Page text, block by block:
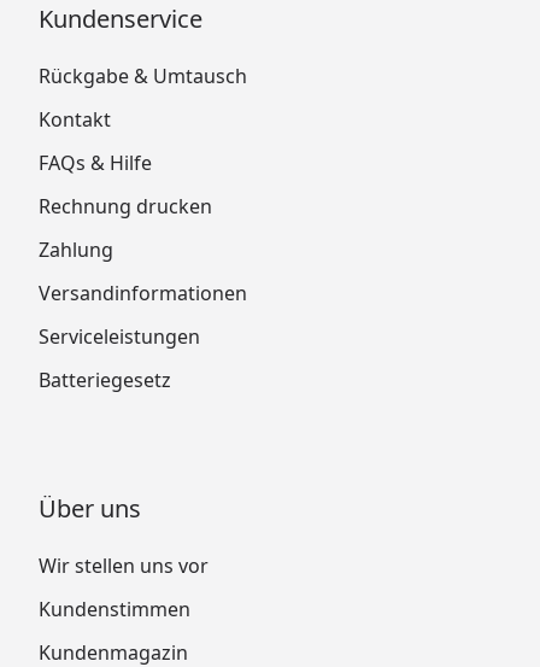
Kundenservice
Rückgabe & Umtausch
Kontakt
FAQs & Hilfe
Rechnung drucken
Zahlung
Versandinformationen
Serviceleistungen
Batteriegesetz
Über uns
Wir stellen uns vor
Kundenstimmen
Kundenmagazin